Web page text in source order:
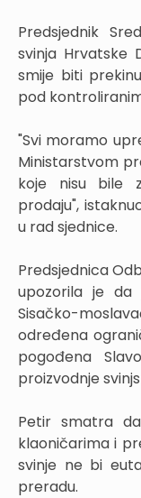
Predsjednik
svinja Hrvatske
smije biti
pod
"Svi moramo
Ministarstvom
koje nisu bile
prodaju",
u rad sjednice.
Predsjednica
upozorila je
Sisačko-
određena
pogođena
proizvodnje
Petir smatra
klaoničarima i
svinje ne bi
preradu.